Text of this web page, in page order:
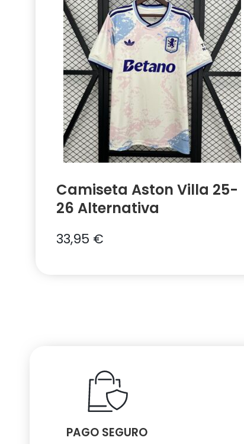
Camiseta Aston Villa 25-
26 Alternativa
33,95 €
PAGO SEGURO